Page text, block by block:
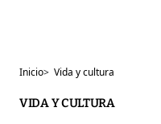
Inicio> Vida y cultura
VIDA Y CULTURA